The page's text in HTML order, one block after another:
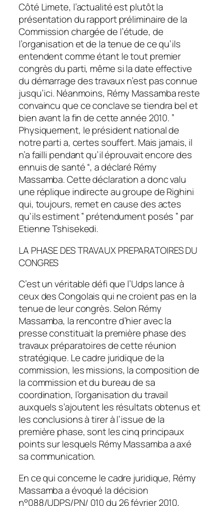
Côté Limete, l’actualité est plutôt la
présentation du rapport préliminaire de la
Commission chargée de l’étude, de
l’organisation et de la tenue de ce qu’ils
entendent comme étant le tout premier
congrès du parti, même si la date effective
du démarrage des travaux n’est pas connue
jusqu’ici. Néanmoins, Rémy Massamba reste
convaincu que ce conclave se tiendra bel et
bien avant la fin de cette année 2010. ”
Physiquement, le président national de
notre parti a, certes souffert. Mais jamais, il
n’a failli pendant qu’il éprouvait encore des
ennuis de santé “, a déclaré Rémy
Massamba. Cette déclaration a donc valu
une réplique indirecte au groupe de Righini
qui, toujours, remet en cause des actes
qu’ils estiment ” prétendument posés ” par
Etienne Tshisekedi.
LA PHASE DES TRAVAUX PREPARATOIRES DU
CONGRES
C’est un véritable défi que l’Udps lance à
ceux des Congolais qui ne croient pas en la
tenue de leur congrès. Selon Rémy
Massamba, la rencontre d’hier avec la
presse constituait la première phase des
travaux préparatoires de cette réunion
stratégique. Le cadre juridique de la
commission, les missions, la composition de
la commission et du bureau de sa
coordination, l’organisation du travail
auxquels s’ajoutent les résultats obtenus et
les conclusions à tirer à l’issue de la
première phase, sont les cinq principaux
points sur lesquels Rémy Massamba a axé
sa communication.
En ce qui concerne le cadre juridique, Rémy
Massamba a évoqué la décision
n°088/UDPS/PN/ 010 du 26 février 2010,